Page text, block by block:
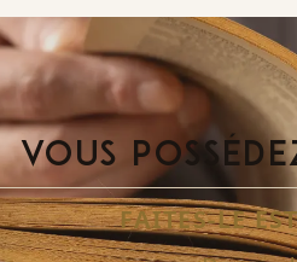
VOUS
FAITES-LE